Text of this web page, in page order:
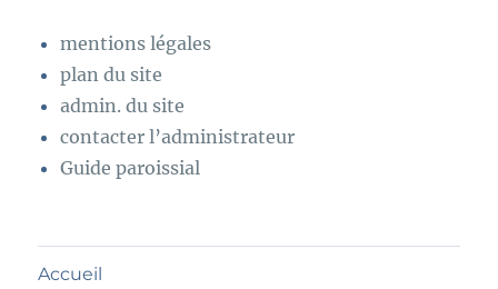
mentions légales
plan du site
admin. du site
contacter l’administrateur
Guide paroissial
Accueil